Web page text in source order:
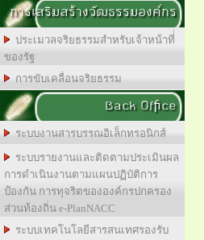
การเสริมสร้างวัฒธรรมองค์กร
ประเมวลจริยธรรมสำหรับเจ้าหน้าที่่
ของรัฐ
การขับเคลื่อนจริยธรรม
Back Office
ระบบงานสารบรรณอิเล็กทรอนิกส์
ระบบรายงานและติดตามประเมินผล
การดำเนินงานตามแผนปฏิบัติการ
ป้องกัน การทุจริตขององค์กรปกครอง
ส่วนท้องถิ่น e-PlanNACC
ระบบเทคโนโลยีสารสนเทศรองรับ